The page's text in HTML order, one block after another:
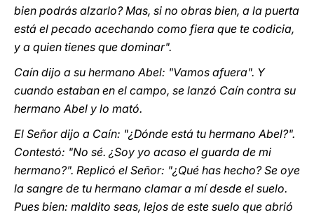
bien podrás alzarlo? Mas, si no obras bien, a la puerta
está el pecado acechando como fiera que te codicia,
y a quien tienes que dominar".
Caín dijo a su hermano Abel: "Vamos afuera". Y
cuando estaban en el campo, se lanzó Caín contra su
hermano Abel y lo mató.
El Señor dijo a Caín: "¿Dónde está tu hermano Abel?".
Contestó: "No sé. ¿Soy yo acaso el guarda de mi
hermano?". Replicó el Señor: "¿Qué has hecho? Se oye
la sangre de tu hermano clamar a mí desde el suelo.
Pues bien: maldito seas, lejos de este suelo que abrió